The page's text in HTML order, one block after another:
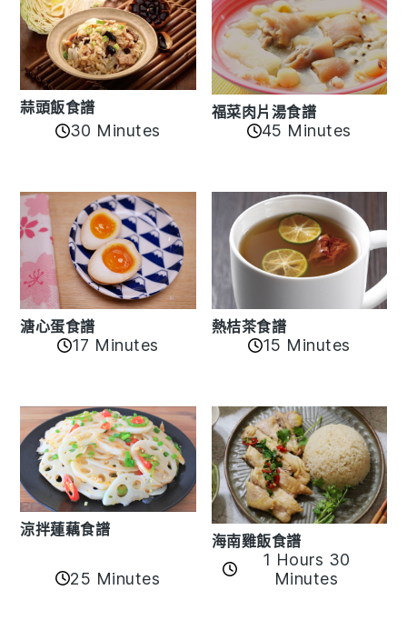
蒜頭飯食譜
30 Minutes
福菜肉片湯食譜
45 Minutes
溏心蛋食譜
17 Minutes
熱桔茶食譜
15 Minutes
涼拌蓮藕食譜
25 Minutes
海南雞飯食譜
1 Hours 30
Minutes